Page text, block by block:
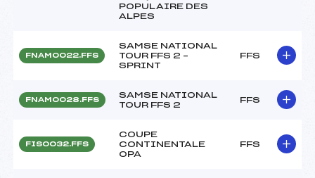
POPULAIRE DES
ALPES
FNAM0022.FFS
SAMSE NATIONAL
TOUR FFS 2 –
SPRINT
FFS
FNAM0028.FFS
SAMSE NATIONAL
TOUR FFS 2
FFS
FIS0032.FFS
COUPE
CONTINENTALE
OPA
FFS